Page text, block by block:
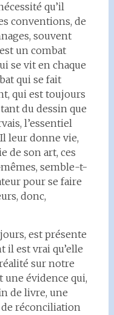
qu’il
conventions, de
souvent
un combat
se vit en chaque
qui se fait
qui est toujours
du dessin que
l’essentiel
leur donne vie,
de son art, ces
semble-t-
pour se faire
donc,
est présente
il est vrai qu’elle
sur notre
une évidence qui,
de livre, une
réconciliation